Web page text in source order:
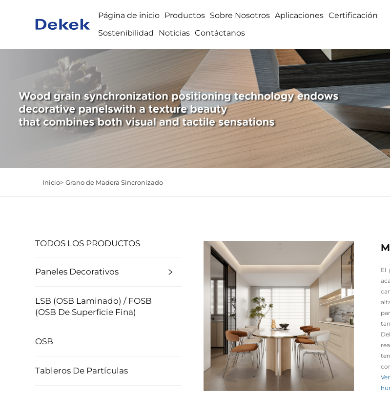
Página de inicio Productos Sobre Nosotros Aplicaciones Certificación
Sostenibilidad
Noticias Contáctanos
Inicio> Grano de Madera Sincronizado
TODOS LOS PRODUCTOS
Paneles Decorativos
LSB (OSB Laminado) / FOSB
(OSB De Superficie Fina)
OSB
Tableros De Partículas
El